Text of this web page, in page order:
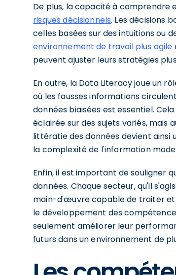
De plus, la capacité à comprendre
risques décisionnels. Les décisions
celles basées sur des intuitions ou
environnement de travail plus agile
peuvent ajuster leurs stratégies
En outre, la Data Literacy joue un
où les fausses informations
données biaisées est essentiel.
éclairée sur des sujets variés, mais
littératie des données devient
la complexité de l'information
Enfin, il est important de souligner
données. Chaque secteur, qu'il
main-d'œuvre capable de traiter et
le développement des
seulement améliorer leur
futurs dans un environnement de